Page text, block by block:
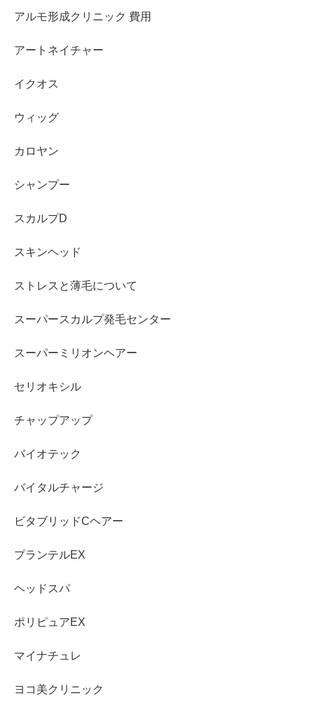
アルモ形成クリニック 費用
アートネイチャー
イクオス
ウィッグ
カロヤン
シャンプー
スカルプD
スキンヘッド
ストレスと薄毛について
スーパースカルプ発毛センター
スーパーミリオンヘアー
セリオキシル
チャップアップ
バイオテック
バイタルチャージ
ビタブリッドCヘアー
プランテルEX
ヘッドスパ
ポリピュアEX
マイナチュレ
ヨコ美クリニック